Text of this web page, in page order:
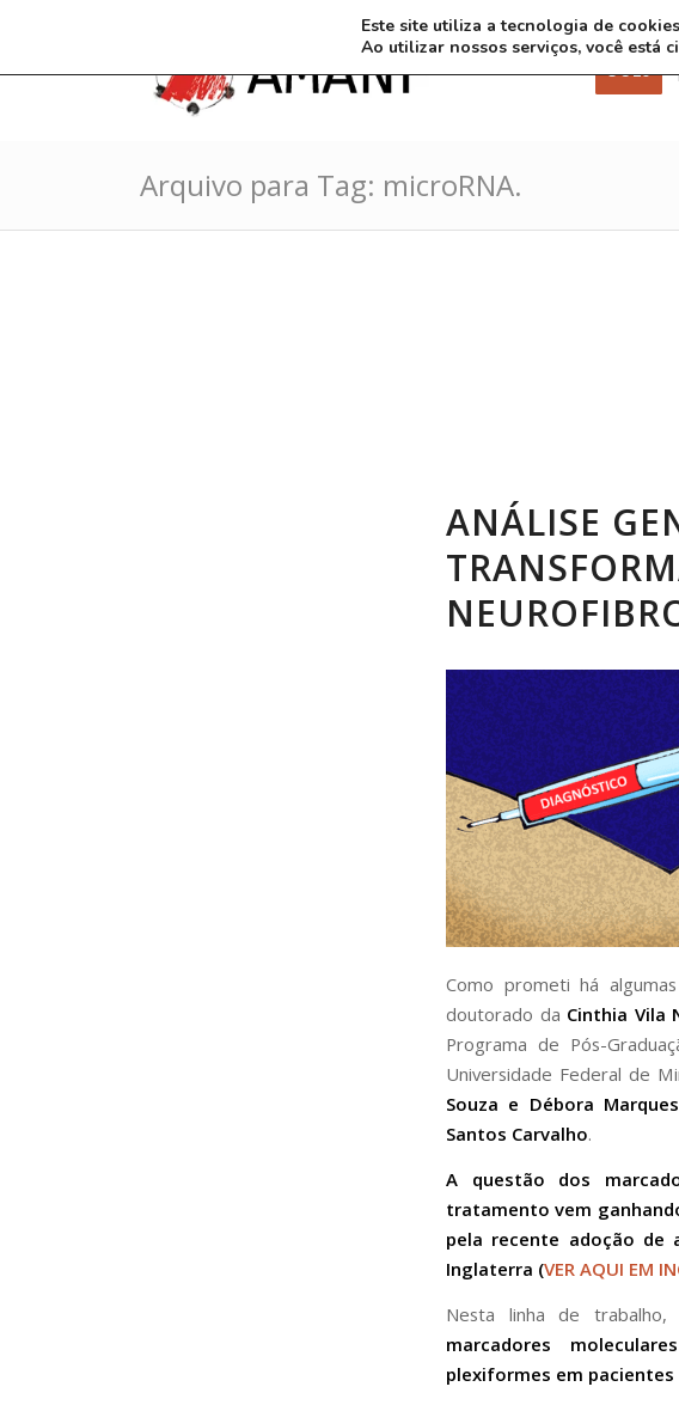
3 8 26
Arquivo para Tag: microRNA.
ANÁLISE
Como prometi há
doutorado da Cinthia Vila
Programa de Pós-
Universidade Federal de
Souza e Débora
Santos Carvalho.
A questão dos
tratamento vem
pela recente adoção de
Inglaterra (VER AQUI EM
Nesta linha de
marcadores
plexiformes em
Este site utiliza a tecnologia de
Ao utilizar nossos serviços, você está